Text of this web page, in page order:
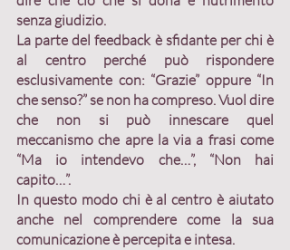
senza giudizio.
La parte del feedback è sfidante per chi è
al centro perché può rispondere
esclusivamente con: “Grazie” oppure “In
che senso?” se non ha compreso. Vuol dire
che non si può innescare quel
meccanismo che apre la via a frasi come
“Ma io intendevo che…”, “Non hai
capito…”.
In questo modo chi è al centro è aiutato
anche nel comprendere come la sua
comunicazione è percepita e intesa.